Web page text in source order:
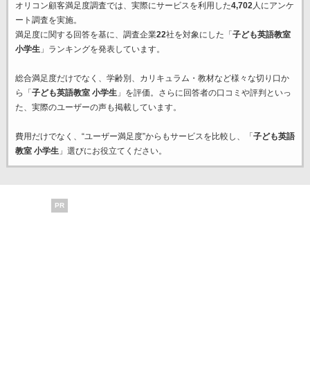
オリコン顧客満足度調査では、実際にサービスを利用した4,702人にアンケ
ート調査を実施。
満足度に関する回答を基に、調査企業22社を対象にした「 子ども英語教室
小学生」ランキングを発表しています。
総合満足度だけでなく、学齢別、カリキュラム・教材など様々な切り口か
ら「 子ども英語教室 小学生」を評価。さらに回答者の口コミや評判といっ
た、実際のユーザーの声も掲載しています。
費用だけでなく、“ユーザー満足度”からもサービスを比較し、「 子ども英語
教室 小学生」選びにお役立てください。
PR